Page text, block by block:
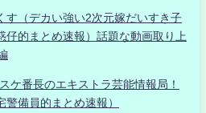
す（デカい強い2次元嫁だいすき子
仔的まとめ速報）話題な動画取り上
ケ番長のエキストラ芸能情報局！
警備員的まとめ速報）